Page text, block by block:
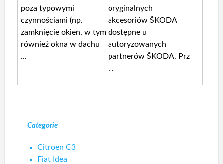
poza typowymi
czynnościami (np.
zamknięcie okien, w tym
również okna w dachu
...
oryginalnych
akcesoriów ŠKODA
dostępne u
autoryzowanych
partnerów ŠKODA. Prz
...
Categorie
Citroen C3
Fiat Idea